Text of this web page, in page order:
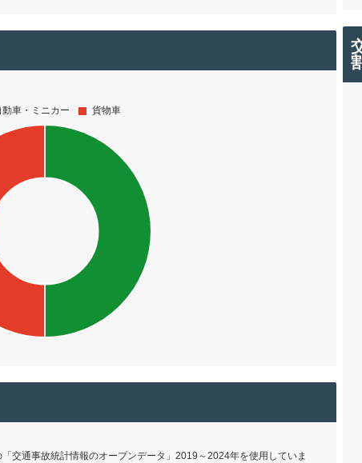
交通事故統計情報のオープンデータ」2019～2024年を使用していま